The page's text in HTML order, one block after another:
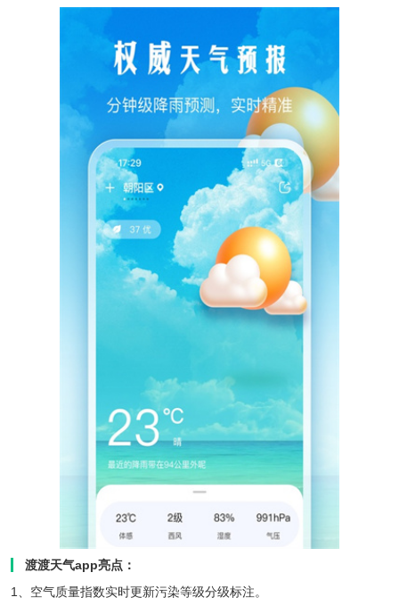
渡渡天气app亮点：
1、空气质量指数实时更新污染等级分级标注。